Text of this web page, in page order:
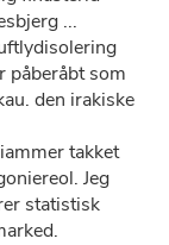
...
påberåbt som
​den irakiske
takket
Jeg
statistisk